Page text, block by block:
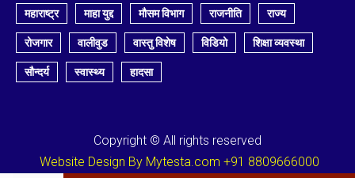
महाराष्ट्र माहा युद्द मौसम विभाग राजनीति राज्य
रोजगार वालीवुड वास्तु विशेष विडियो शिक्षा व्यवस्था
सौन्दर्य स्वास्थ्य हादसा
Copyright © All rights reserved
Website Design By Mytesta.com +91 8809666000